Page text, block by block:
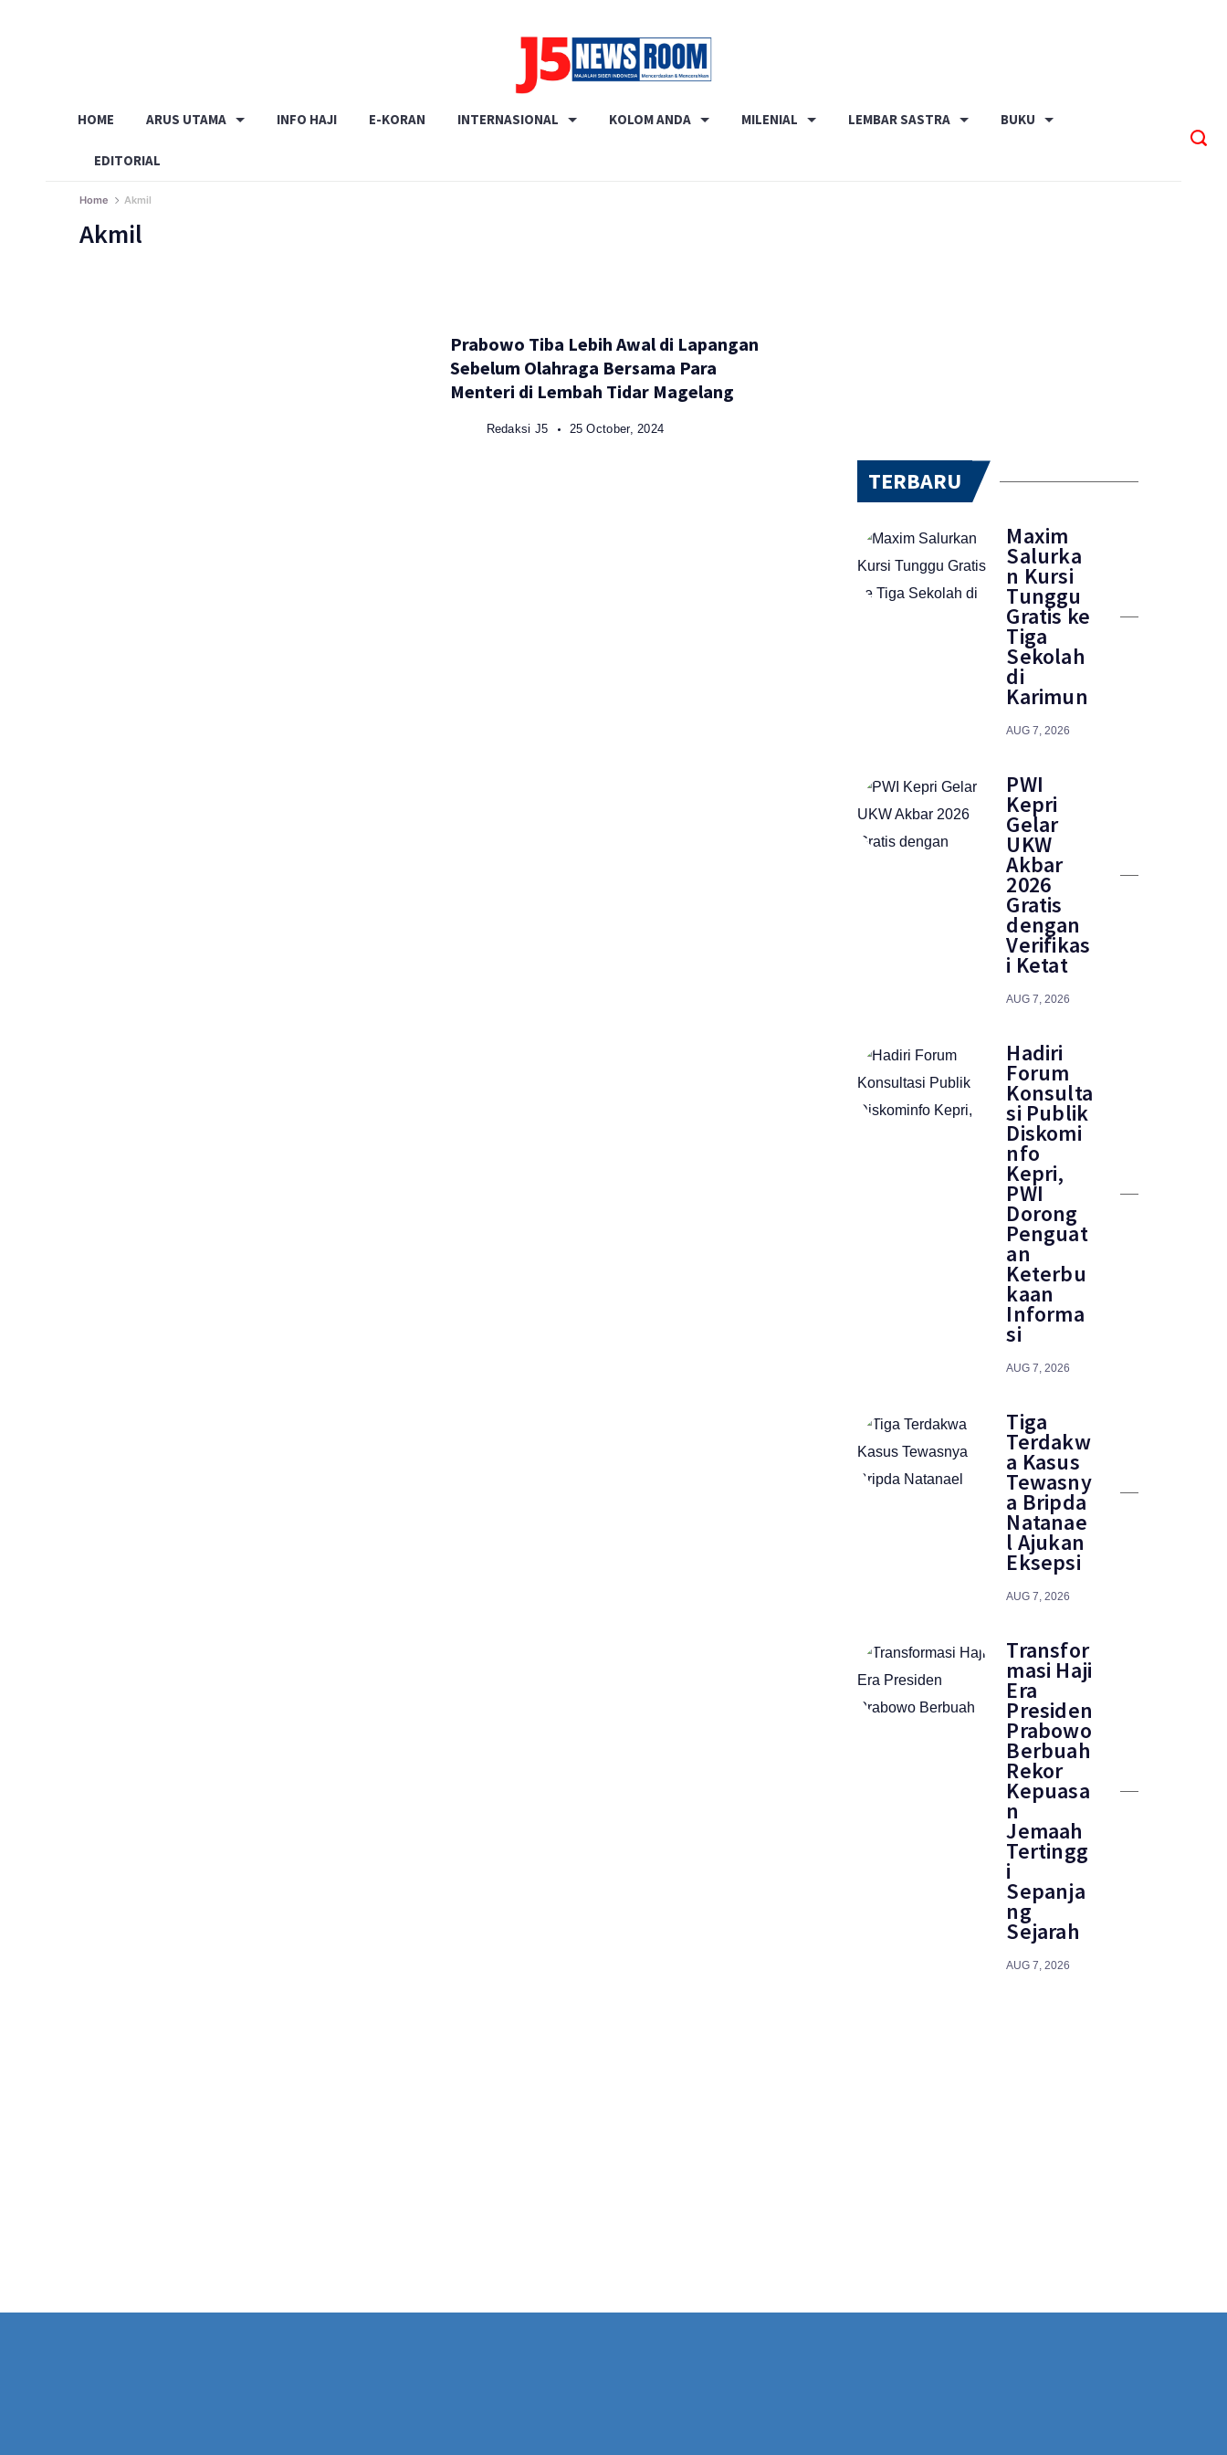
Terverifikasi
HOME ARUS UTAMA INFO HAJI E-KORAN INTERNASIONAL KOLOM ANDA MILENIAL LEMBAR SASTRA BUKU
EDITORIAL
Home Akmil
Akmil
Prabowo Tiba Lebih Awal di Lapangan
Sebelum Olahraga Bersama Para
Menteri di Lembah Tidar Magelang
Redaksi J5 25 October, 2024
TERBARU
Maxim
Salurka
n Kursi
Tunggu
Gratis ke
Tiga
Sekolah
di
Karimun
AUG 7, 2026
PWI
Kepri
Gelar
UKW
Akbar
2026
Gratis
dengan
Verifikas
i Ketat
AUG 7, 2026
Hadiri
Forum
Konsulta
si Publik
Diskomi
nfo
Kepri,
PWI
Dorong
Penguat
an
Keterbu
kaan
Informa
si
AUG 7, 2026
Tiga
Terdakw
a Kasus
Tewasny
a Bripda
Natanae
l Ajukan
Eksepsi
AUG 7, 2026
Transfor
masi Haji
Era
Presiden
Prabowo
Berbuah
Rekor
Kepuasa
n
Jemaah
Tertingg
i
Sepanja
ng
Sejarah
AUG 7, 2026